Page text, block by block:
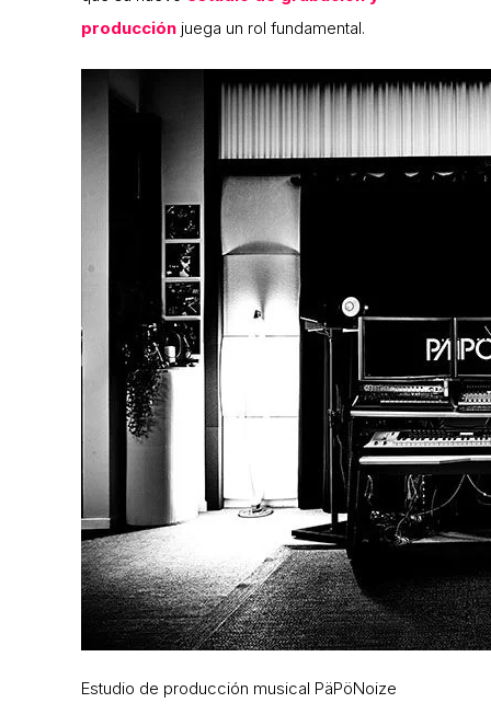
producción juega un rol fundamental.
Estudio de producción musical PäPöNoize